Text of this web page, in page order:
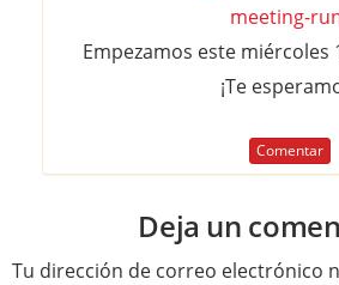
meeting-
Empezamos este miércoles
¡Te
Comentar
Deja un
Tu dirección de correo electrónico